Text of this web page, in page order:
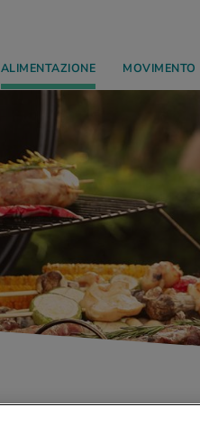
ALIMENTAZIONE MOVIMENTO
SANO